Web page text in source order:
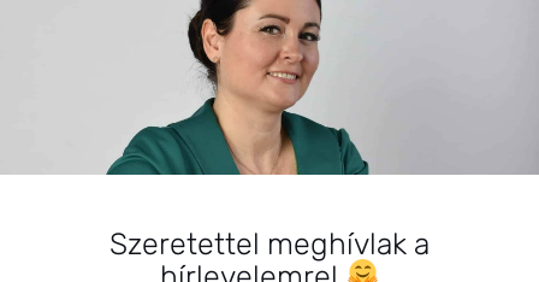
Szeretettel meghívlak a